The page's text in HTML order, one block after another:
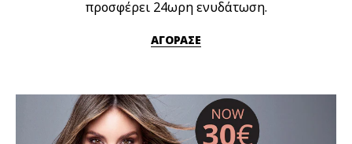
προσφέρει 24ωρη ενυδάτωση.
ΑΓΟΡΑΣΕ